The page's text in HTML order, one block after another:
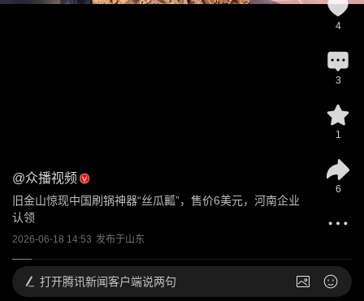
@众播视频
旧金山惊现中国刷锅神器“丝瓜瓤”，售价6美元，河南企业
认领
2026-06-18 14:53 发布于山东
4
3
1
6
打开腾讯新闻客户端说两句